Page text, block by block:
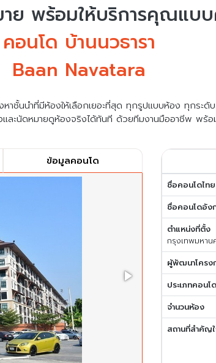
ย พร้อมให้บริการคุณแบ
คอนโด บ้านนวธารา
Baan Navatara
าชั้นนำที่มีห้องให้เลือกเยอะที่สุด ทุกรูปแบบห้อง ทุกระดั
และนัดหมายดูห้องจริงได้ทันที ด้วยทีมงานมืออาชีพ พร้
ข้อมูลคอนโด
ชื่อคอนโดไทย
ชื่อคอนโดอัง
ตำแหน่งที่ตั้ง
กรุงเทพมหาน
ผู้พัฒนาโครง
ประเภทคอนโด
จำนวนห้อง
สถานที่สำคัญ